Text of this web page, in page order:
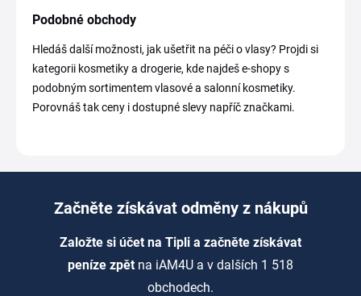
Podobné obchody
Hledáš další možnosti, jak ušetřit na péči o vlasy? Projdi si
kategorii kosmetiky a drogerie, kde najdeš e-shopy s
podobným sortimentem vlasové a salonní kosmetiky.
Porovnáš tak ceny i dostupné slevy napříč značkami.
Začněte získávat odměny z nákupů
Založte si účet na Tipli a začněte získávat
peníze zpět na iAM4U a v dalších 1 518
obchodech.